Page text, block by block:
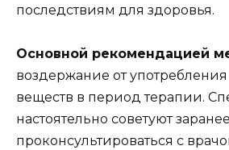
последствиям для здоровья.
Основной рекомендацией
воздержание от
веществ в период терапии.
настоятельно советуют заранее
проконсультироваться с